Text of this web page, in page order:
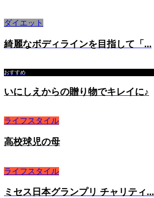
ダイエット
綺麗なボディラインを目指して「...
おすすめ
いにしえからの贈り物でキレイに♪
ライフスタイル
高校球児の母
ライフスタイル
ミセス日本グランプリ チャリティ...